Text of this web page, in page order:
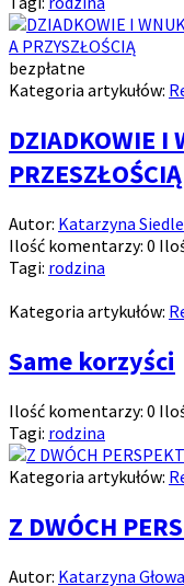
bezpłatne
Kategoria artykułów:
DZIADKOWIE I
Autor: Katarzyna
Ilość komentarzy: 0
Tagi: rodzina
Kategoria artykułów:
Same korzyści
Ilość komentarzy: 0
Tagi: rodzina
Kategoria artykułów:
Z DWÓCH
Autor: Katarzyna